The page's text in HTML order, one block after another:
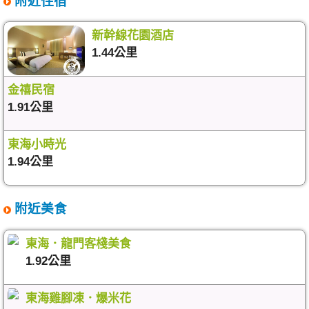
新幹線花園酒店
1.44公里
金禧民宿
1.91公里
東海小時光
1.94公里
附近美食
東海．龍門客棧美食
1.92公里
東海雞腳凍．爆米花